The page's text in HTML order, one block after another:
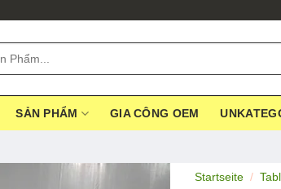
SẢN PHẨM GIA CÔNG OEM
Startseite /